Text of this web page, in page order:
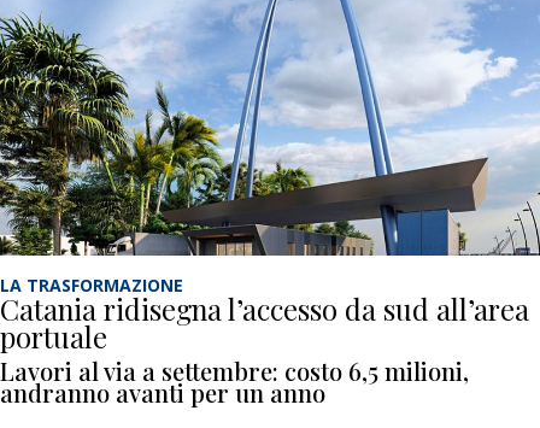
LA TRASFORMAZIONE
Catania ridisegna l’accesso da sud all’area
portuale
Lavori al via a settembre: costo 6,5 milioni,
andranno avanti per un anno